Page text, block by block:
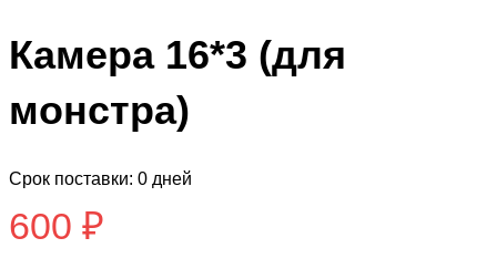
Камера 16*3 (для
монстра)
Срок поставки: 0 дней
600 ₽